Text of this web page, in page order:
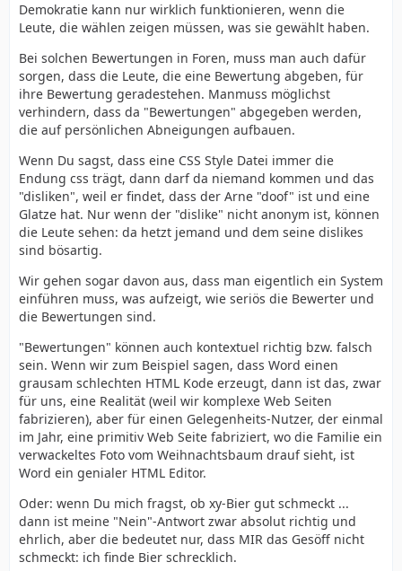
Demokratie kann nur wirklich funktionieren, wenn die
Leute, die wählen zeigen müssen, was sie gewählt haben.
Bei solchen Bewertungen in Foren, muss man auch dafür
sorgen, dass die Leute, die eine Bewertung abgeben, für
ihre Bewertung geradestehen. Manmuss möglichst
verhindern, dass da "Bewertungen" abgegeben werden,
die auf persönlichen Abneigungen aufbauen.
Wenn Du sagst, dass eine CSS Style Datei immer die
Endung css trägt, dann darf da niemand kommen und das
"disliken", weil er findet, dass der Arne "doof" ist und eine
Glatze hat. Nur wenn der "dislike" nicht anonym ist, können
die Leute sehen: da hetzt jemand und dem seine dislikes
sind bösartig.
Wir gehen sogar davon aus, dass man eigentlich ein System
einführen muss, was aufzeigt, wie seriös die Bewerter und
die Bewertungen sind.
"Bewertungen" können auch kontextuel richtig bzw. falsch
sein. Wenn wir zum Beispiel sagen, dass Word einen
grausam schlechten HTML Kode erzeugt, dann ist das, zwar
für uns, eine Realität (weil wir komplexe Web Seiten
fabrizieren), aber für einen Gelegenheits-Nutzer, der einmal
im Jahr, eine primitiv Web Seite fabriziert, wo die Familie ein
verwackeltes Foto vom Weihnachtsbaum drauf sieht, ist
Word ein genialer HTML Editor.
Oder: wenn Du mich fragst, ob xy-Bier gut schmeckt ...
dann ist meine "Nein"-Antwort zwar absolut richtig und
ehrlich, aber die bedeutet nur, dass MIR das Gesöff nicht
schmeckt: ich finde Bier schrecklich.